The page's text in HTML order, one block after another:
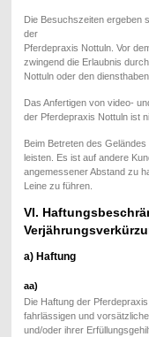
Die Besuchszeiten ergeben
der
Pferdepraxis Nottuln. Vor
zwingend die Erlaubnis
Nottuln oder den
Das Anfertigen von video-
der Pferdepraxis Nottuln ist
Beim Betreten des
leisten. Es ist auf andere
angemessener Abstand zu
Leine zu führen.
VI.
a) Haftung
aa)
Die Haftung der
fahrlässigen und
und/oder ihrer